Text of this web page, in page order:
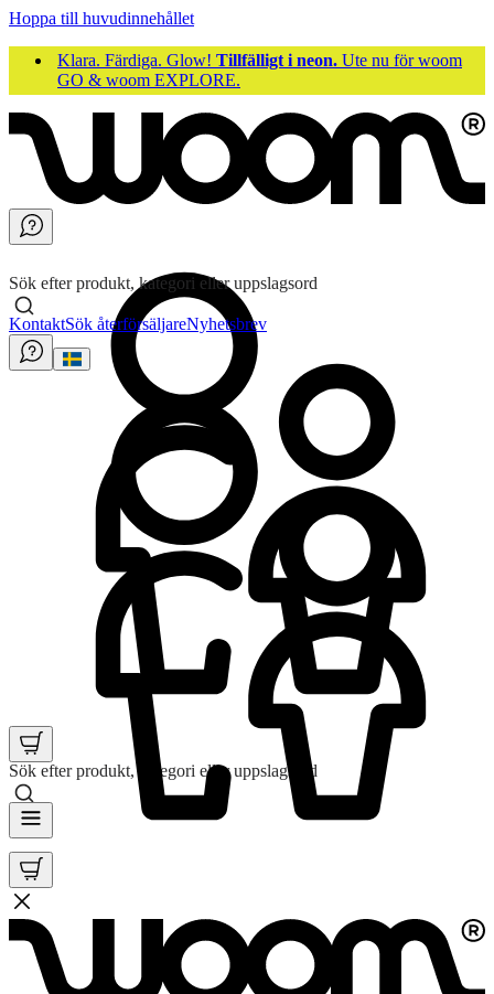
Hoppa till huvudinnehållet
Klara. Färdiga. Glow! Tillfälligt i neon. Ute nu för woom
GO & woom EXPLORE.
Sök efter produkt, kategori eller uppslagsord
Sök efter produkt, kategori eller uppslagsord
KontaktSök återförsäljareNyhetsbrev